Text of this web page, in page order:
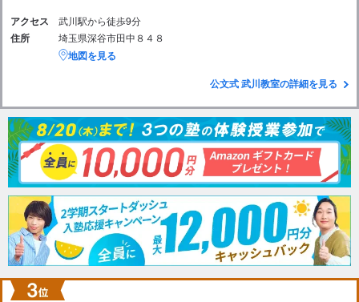
アクセス 武川駅から徒歩9分
住所 埼玉県深谷市田中８４８
地図を見る
公文式 武川教室の詳細を見る